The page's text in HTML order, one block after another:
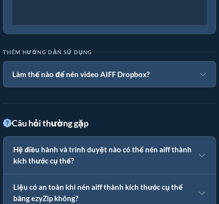
THÊM HƯỚNG DẪN SỬ DỤNG
Làm thế nào để nén video AIFF Dropbox?
Câu hỏi thường gặp
Hệ điều hành và trình duyệt nào có thể nén aiff thành
kích thước cụ thể?
Liệu có an toàn khi nén aiff thành kích thước cụ thể
bằng ezyZip không?